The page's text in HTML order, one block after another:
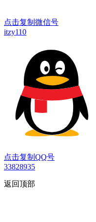
点击复制微信号
itzy110
点击复制QQ号
33828935
返回顶部